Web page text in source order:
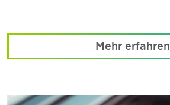
Mehr erfahren